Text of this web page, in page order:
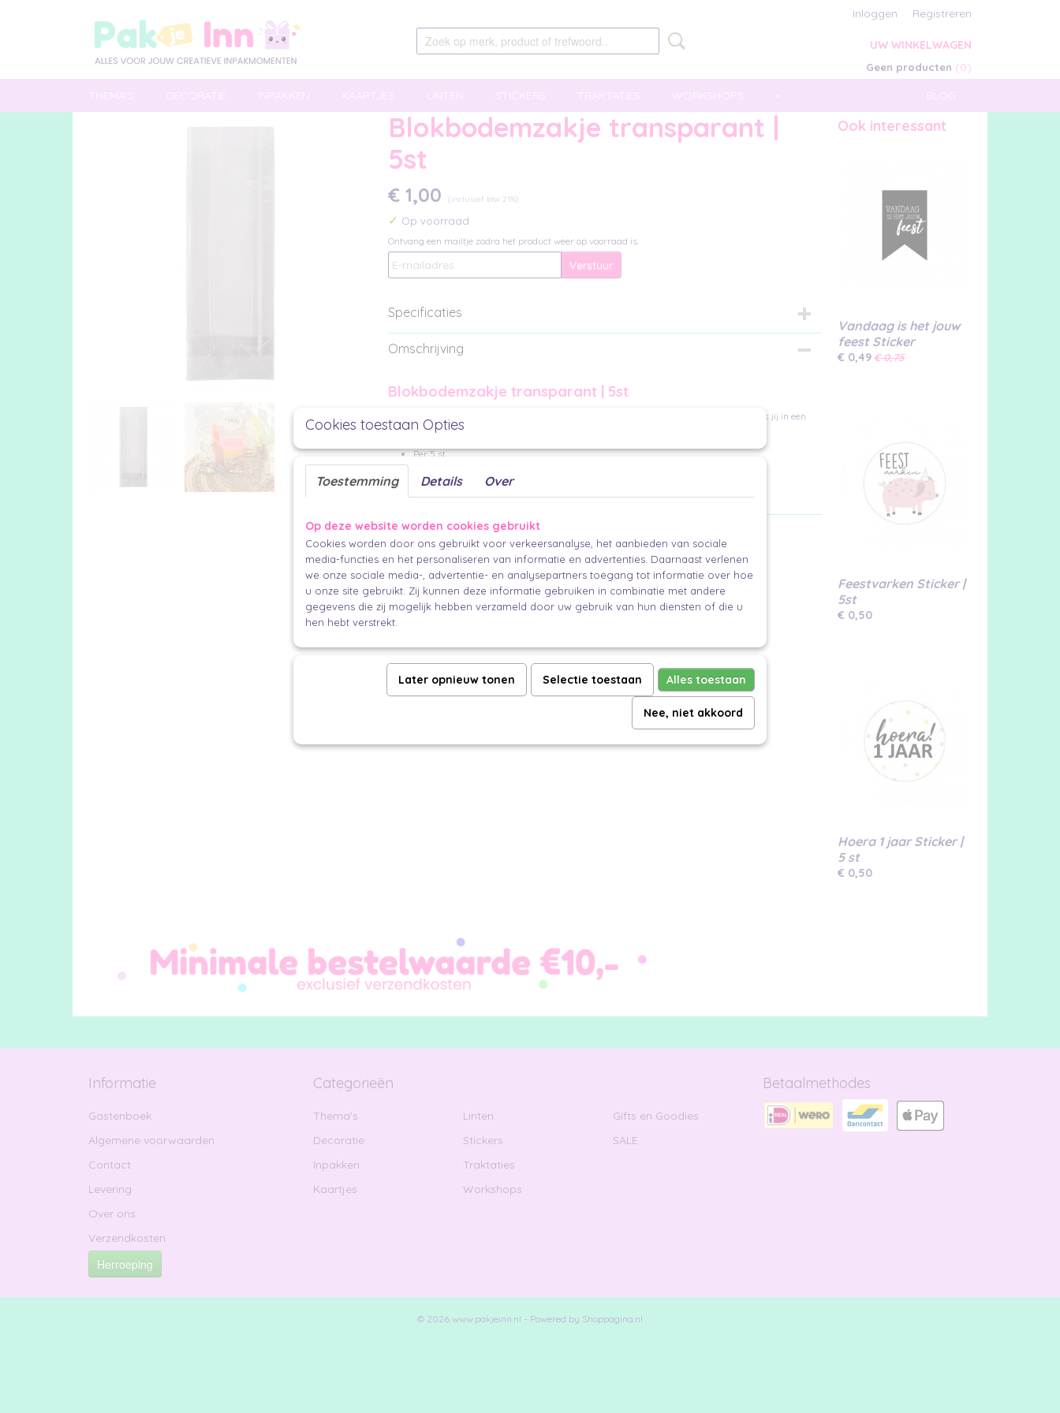
Inloggen Registreren
UW WINKELWAGEN
Geen producten (0)
BLOG
THEMA'S DECORATIE INPAKKEN KAARTJES LINTEN STICKERS TRAKTATIES WORKSHOPS +
Blokbodemzakje transparant |
5st
€ 1,00 (inclusief btw 21%)
✓ Op voorraad
Ontvang een mailtje zodra het product weer op voorraad is.
Verstuur
Specificaties
Bruto gewicht
Omschrijving
Blokbodemzakje transparant | 5st
Maak je eigen traktatie met deze handige transparante blokbodemzakjes. Hiermee maak jij in een
handomdraai een leuke traktatie.
Per 5 st
Makkelijk en mooi trakteren.
Ook interessant
Vandaag is het jouw
feest Sticker
€ 0,49€ 0,75
Feestvarken Sticker |
5st
€ 0,50
Hoera 1 jaar Sticker |
5 st
€ 0,50
Informatie
Gastenboek
Algemene voorwaarden
Contact
Levering
Over ons
Verzendkosten
Herroeping
Categorieën
Thema's
Decoratie
Inpakken
Kaartjes
Linten
Stickers
Traktaties
Workshops
Gifts en Goodies
SALE
Betaalmethodes
© 2026 www.pakjeinn.nl - Powered by Shoppagina.nl
Cookies toestaan Opties
Toestemming Details Over
Op deze website worden cookies gebruikt
Cookies worden door ons gebruikt voor verkeersanalyse, het aanbieden van sociale
media-functies en het personaliseren van informatie en advertenties. Daarnaast verlenen
we onze sociale media-, advertentie- en analysepartners toegang tot informatie over hoe
u onze site gebruikt. Zij kunnen deze informatie gebruiken in combinatie met andere
gegevens die zij mogelijk hebben verzameld door uw gebruik van hun diensten of die u
hen hebt verstrekt.
Later opnieuw tonen Selectie toestaan Alles toestaan
Nee, niet akkoord